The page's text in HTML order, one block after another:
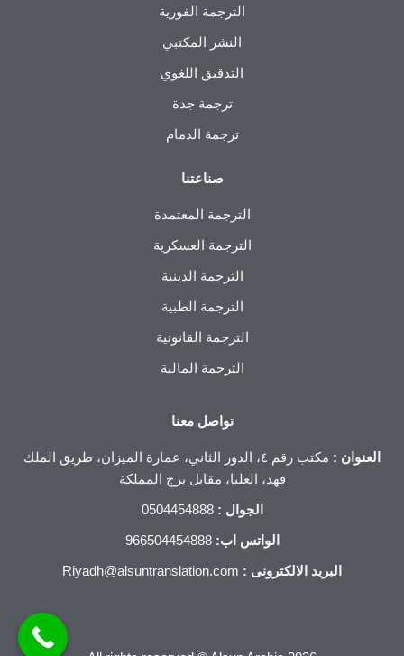
الترجمة الفورية
النشر المكتبي
التدقيق اللغوي
ترجمة جدة
ترجمة الدمام
صناعتنا
الترجمة المعتمدة
الترجمة العسكرية
الترجمة الدينية
الترجمة الطبية
الترجمة القانونية
الترجمة المالية
تواصل معنا
العنوان :
مكتب رقم ٤، الدور الثاني، عمارة الميزان، طريق الملك
فهد، العليا، مقابل برج المملكة
الجوال :0504454888
الواتس اب: 966504454888
البريد الالكترونى : Riyadh@alsuntranslation.com